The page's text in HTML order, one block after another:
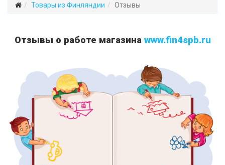
Товары из Финляндии Отзывы
Отзывы о работе магазина www.fin4spb.ru